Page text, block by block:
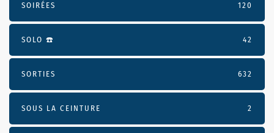
SOIRÉES 120
SOLO ☎️ 42
SORTIES 632
SOUS LA CEINTURE 2